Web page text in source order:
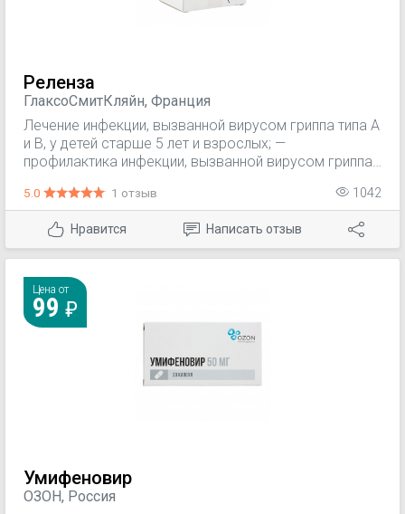
Реленза
ГлаксоСмитКляйн, Франция
Лечение инфекции, вызванной вирусом гриппа типа А
и В, у детей старше 5 лет и взрослых; —
профилактика инфекции, вызванной вирусом гриппа
5.0 1 отзыв 1042
Нравится Написать отзыв
Цена от
99
Умифеновир
ОЗОН, Россия